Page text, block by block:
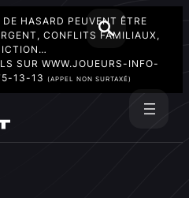
DE HASARD PEUVENT ÊTRE
CONFLITS FAMILIAUX,
SUR WWW.JOUEURS-INFO-
13-13 (APPEL NON SURTAXÉ)